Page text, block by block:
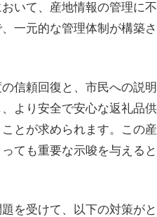
いて、産地情報の管理に
一元的な管理体制が構築
信頼回復と、市民への説
より安全で安心な返礼品
とが求められます。この
ても重要な示唆を与えると
を受けて、以下の対策がと